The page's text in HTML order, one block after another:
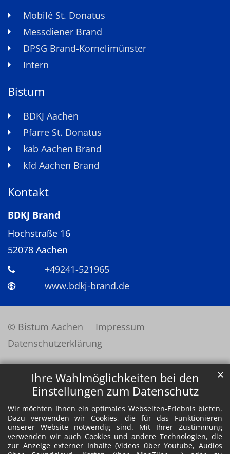
Ihre Wahlmöglichkeiten bei den
Einstellungen zum Datenschutz
Wir möchten Ihnen ein optimales Webseiten-Erlebnis bieten.
Dazu verwenden wir Cookies, die für das Funktionieren
unserer Website notwendig sind. Mit Ihrer Zustimmung
verwenden wir auch Cookies und andere Technologien, die
zur Anzeige externer Inhalte (Videos über Youtube, Audios
✕
Mobilé St. Donatus
Messdiener Brand
DPSG Brand-Kornelimünster
Intern
Bistum
BDKJ Aachen
Pfarre St. Donatus
kab Aachen Brand
kfd Aachen Brand
Kontakt
BDKJ Brand
Hochstraße 16
52078 Aachen
+49241-521965
www.bdkj-brand.de
© Bistum Aachen
Impressum
Datenschutzerklärung